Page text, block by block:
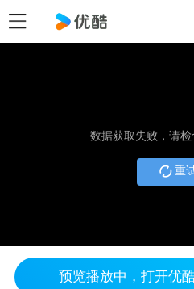
数据获取失败，请
重
预览播放中，打开优